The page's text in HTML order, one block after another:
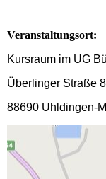
Veranstaltungsort:
Kursraum im UG
Überlinger Straße 8
88690 Uhldingen-